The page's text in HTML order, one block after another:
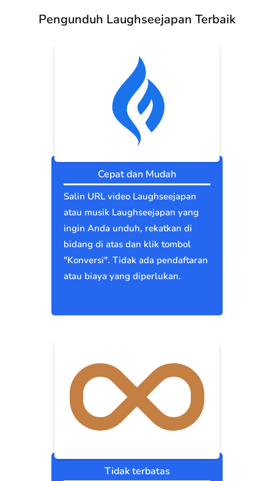
Pengunduh Laughseejapan Terbaik
Cepat dan Mudah
Salin URL video Laughseejapan
atau musik Laughseejapan yang
ingin Anda unduh, rekatkan di
bidang di atas dan klik tombol
"Konversi". Tidak ada pendaftaran
atau biaya yang diperlukan.
Tidak terbatas